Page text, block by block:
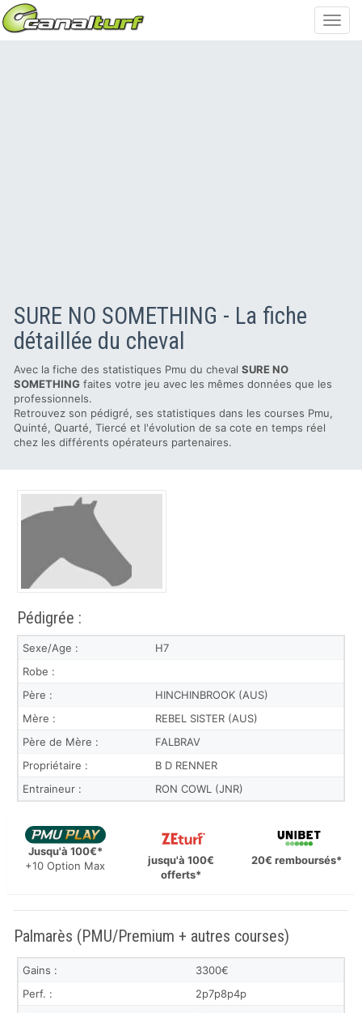
SURE NO SOMETHING - La fiche
détaillée du cheval
Avec la fiche des statistiques Pmu du cheval SURE NO
SOMETHING faites votre jeu avec les mêmes données que les
professionnels.
Retrouvez son pédigré, ses statistiques dans les courses Pmu,
Quinté, Quarté, Tiercé et l'évolution de sa cote en temps réel
chez les différents opérateurs partenaires.
Pédigrée :
Sexe/Age :
H7
Robe :
Père :
HINCHINBROOK (AUS)
Mère :
REBEL SISTER (AUS)
Père de Mère :
FALBRAV
Propriétaire :
B D RENNER
Entraineur :
RON COWL (JNR)
Jusqu'à 100€*
+10 Option Max
jusqu'à 100€
offerts*
20€ remboursés*
Palmarès (PMU/Premium + autres courses)
Gains :
3300€
Perf. :
2p7p8p4p